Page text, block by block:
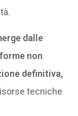
dalle
non
definitiva,
tecniche